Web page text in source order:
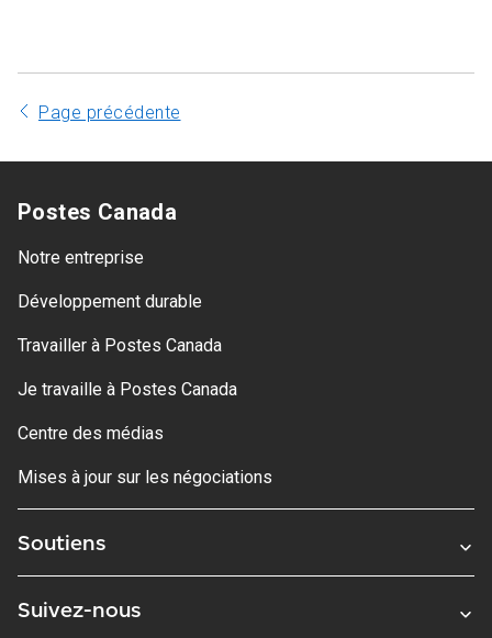
Page précédente
Postes Canada
Notre entreprise
Développement durable
Travailler à Postes Canada
Je travaille à Postes Canada
Centre des médias
Mises à jour sur les négociations
Soutiens
Suivez-nous